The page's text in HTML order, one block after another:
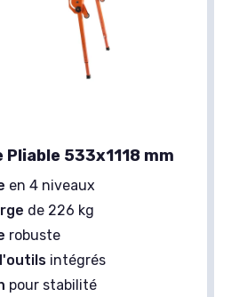
Pliable 533x1118 mm
en 4 niveaux
de 226 kg
robuste
intégrés
pour stabilité